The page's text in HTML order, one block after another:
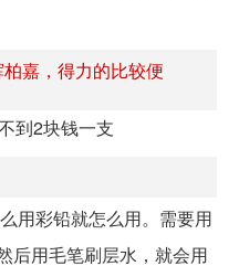
嘉，得力的比较便
到2块钱一支
用彩铅就怎么用。需要用
后用毛笔刷层水，就会用